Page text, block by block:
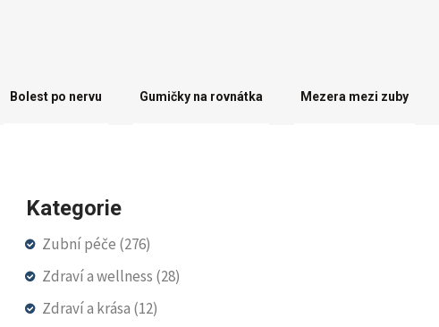
Bolest po nervu Gumičky na rovnátka Mezera mezi zuby
Kategorie
Zubní péče (276)
Zdraví a wellness (28)
Zdraví a krása (12)